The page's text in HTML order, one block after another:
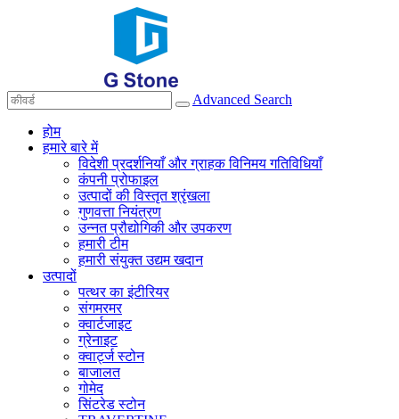
Advanced Search
होम
हमारे बारे में
विदेशी प्रदर्शनियाँ और ग्राहक विनिमय गतिविधियाँ
कंपनी प्रोफाइल
उत्पादों की विस्तृत श्रृंखला
गुणवत्ता नियंत्रण
उन्नत प्रौद्योगिकी और उपकरण
हमारी टीम
हमारी संयुक्त उद्यम खदान
उत्पादों
पत्थर का इंटीरियर
संगमरमर
क्वार्टजाइट
ग्रेनाइट
क्वार्ट्ज स्टोन
बाजालत
गोमेद
सिंटरेड स्टोन